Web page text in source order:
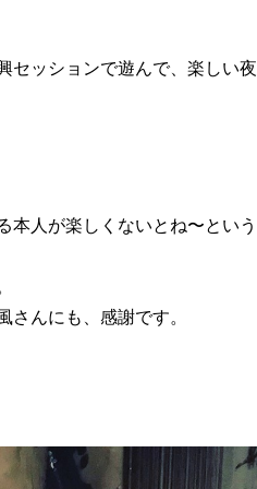
セッションで遊んで、楽しい夜
本人が楽しくないとね〜という
んにも、感謝です。